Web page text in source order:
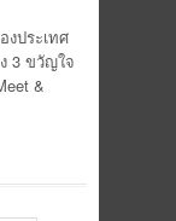
ระเทศ
3 ขวัญใจ
&